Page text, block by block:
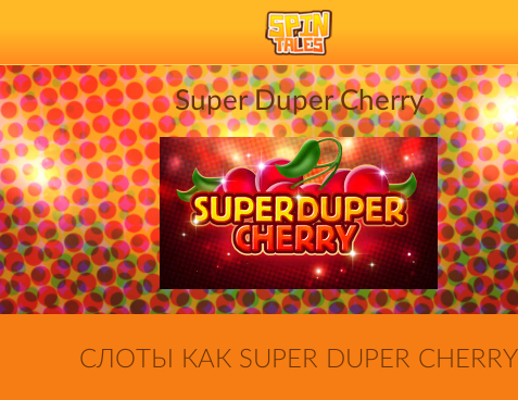
Super Duper Cherry
СЛОТЫ КАК SUPER DUPER CHERRY